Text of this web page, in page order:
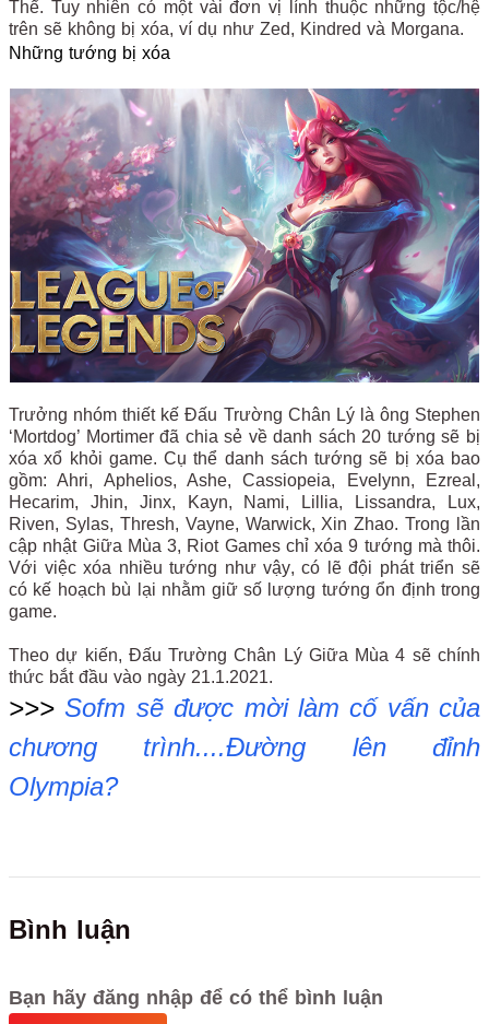
Thể. Tuy nhiên có một vài đơn vị lính thuộc những tộc/hệ
trên sẽ không bị xóa, ví dụ như Zed, Kindred và Morgana.
Những tướng bị xóa
Trưởng nhóm thiết kế Đấu Trường Chân Lý là ông Stephen
‘Mortdog’ Mortimer đã chia sẻ về danh sách 20 tướng sẽ bị
xóa xổ khỏi game. Cụ thể danh sách tướng sẽ bị xóa bao
gồm: Ahri, Aphelios, Ashe, Cassiopeia, Evelynn, Ezreal,
Hecarim, Jhin, Jinx, Kayn, Nami, Lillia, Lissandra, Lux,
Riven, Sylas, Thresh, Vayne, Warwick, Xin Zhao. Trong lần
cập nhật Giữa Mùa 3, Riot Games chỉ xóa 9 tướng mà thôi.
Với việc xóa nhiều tướng như vậy, có lẽ đội phát triển sẽ
có kế hoạch bù lại nhằm giữ số lượng tướng ổn định trong
game.
Theo dự kiến, Đấu Trường Chân Lý Giữa Mùa 4 sẽ chính
thức bắt đầu vào ngày 21.1.2021.
>>>Sofm sẽ được mời làm cố vấn của
chương trình....Đường lên đỉnh
Olympia?
Bình luận
Bạn hãy đăng nhập để có thể bình luận